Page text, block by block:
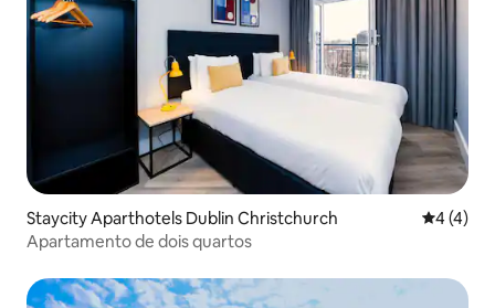
Staycity Aparthotels Dublin Christchurch 4 de
4 (4)
Apartamento de dois quartos